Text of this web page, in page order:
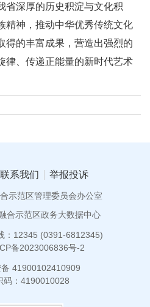
省深厚的历史积淀与文化积
精神，推动中华优秀传统文化
得的丰富成果，营造出强烈的
律、传递正能量的新时代艺术
联系我们 举报投诉
示范区管理委员会办公室
合示范区政务大数据中心
：12345 (0391-6812345)
备2023006836号-2
41900102410909
码：4190010028